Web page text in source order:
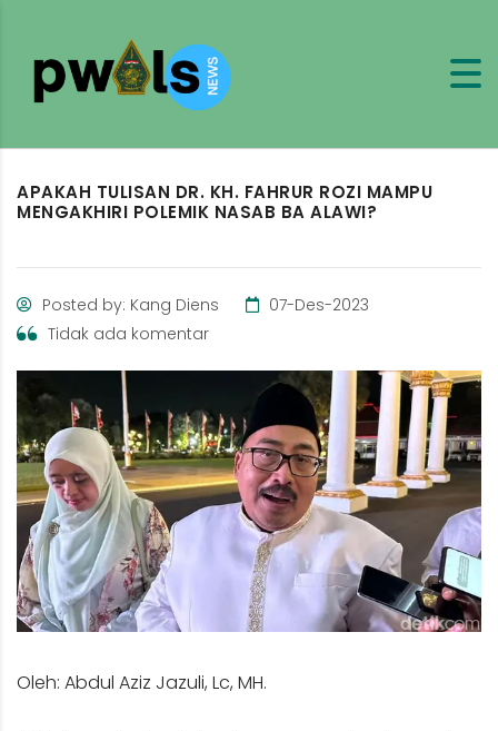
APAKAH TULISAN DR. KH. FAHRUR ROZI MAMPU
MENGAKHIRI POLEMIK NASAB BA ALAWI?
Posted by: Kang Diens
07-Des-2023
Tidak ada komentar
Oleh: Abdul Aziz Jazuli, Lc, MH.